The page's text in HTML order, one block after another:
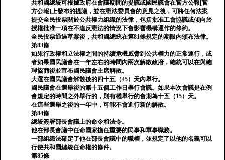
共和國總統可根據政府在會議期間的提議或國民議會在官方公報[官
方公報]上發布的提議，並在憲法委員會的意見之後，可將任何法案
提交全民投票關於公共權力組織的法律，包括批准工會協議或傾向於
授權批准一項在不違反憲法的情況下會影響機構運作的條約。
全民投票通過草案後，共和國總統在第81條規定的期限內頒布法律。
第83條
如果行政權和立法權之間的持續危機威脅到公共權力的正常運行，或
者如果國民議會在一年左右的時間內兩次解散政府，總統可以在與總
理協商後並宣布國民議會主席解散。
大選在國民議會解散後的四十五（45）天內舉行。
國民議會在選舉後的第十五個工作日舉行會議。如果本次會議是在例
會規定的時間之外舉行的，則有權舉行的會期為十五（15）天。
在這些選舉之後的一年中，可能不會進行新的解散。
第84條
總統簽署部長會議上的命令和法令。
他在部長會議中任命國家擔任重要的民事和軍事職務。
一部組織法確定了他在部長會議中的職權，並規定了以他的名義可以
行使共和國總統任命權的條件。
第85條